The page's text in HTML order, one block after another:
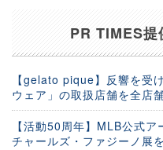
PR TIMES提
【gelato pique】反響を受
ウェア」の取扱店舗を全店
【活動50周年】MLB公式ア
チャールズ・ファジーノ展